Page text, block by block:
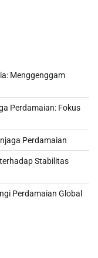
Menggenggam
Perdamaian: Fokus
Perdamaian
Stabilitas
Perdamaian Global